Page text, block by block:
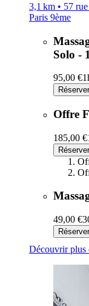
3,1 km • 57
Paris 9ème
Solo -
95,00 €
Réserver
Offre
185,00 €
Réserver
49,00 €
Réserver
Découvrir plus